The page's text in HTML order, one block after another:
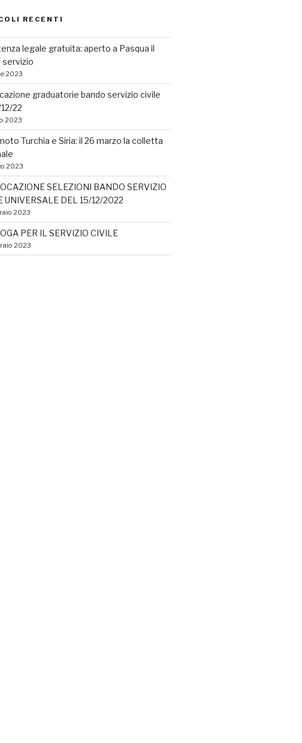
RECENTI
legale gratuita: aperto a Pasqua il
servizio
2023
graduatorie bando servizio civile
22
2023
Turchia e Siria: il 26 marzo la colletta
2023
SELEZIONI BANDO SERVIZIO
UNIVERSALE DEL 15/12/2022
2023
PER IL SERVIZIO CIVILE
2023